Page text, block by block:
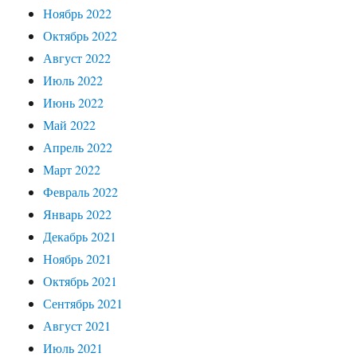
Ноябрь 2022
Октябрь 2022
Август 2022
Июль 2022
Июнь 2022
Май 2022
Апрель 2022
Март 2022
Февраль 2022
Январь 2022
Декабрь 2021
Ноябрь 2021
Октябрь 2021
Сентябрь 2021
Август 2021
Июль 2021